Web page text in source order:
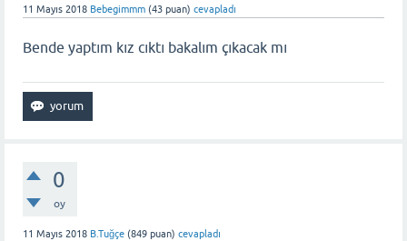
11 Mayıs 2018 Bebegimmm (43 puan) cevapladı
Bende yaptım kız cıktı bakalım çıkacak mı
0
oy
11 Mayıs 2018 B.Tuğçe (849 puan) cevapladı